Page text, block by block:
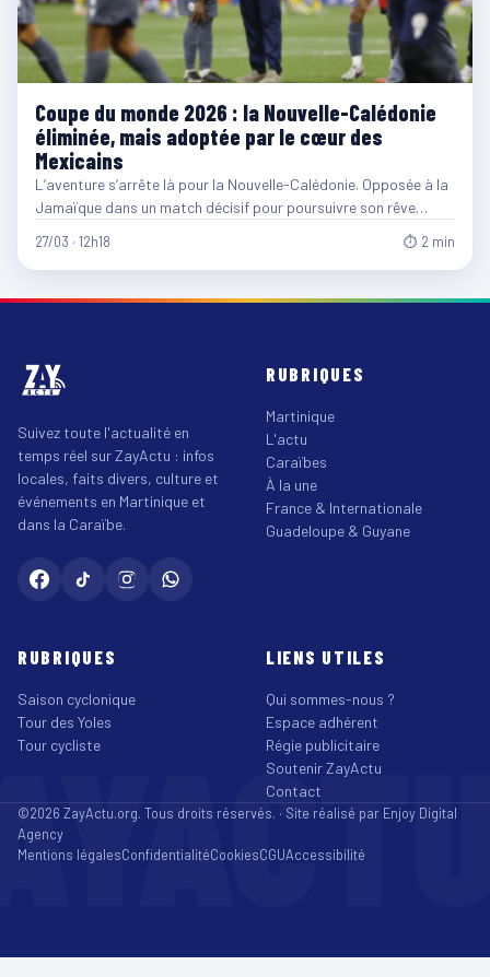
Coupe du monde 2026 : la Nouvelle-Calédonie
éliminée, mais adoptée par le cœur des
Mexicains
L’aventure s’arrête là pour la Nouvelle-Calédonie. Opposée à la
Jamaïque dans un match décisif pour poursuivre son rêve…
27/03 · 12h18 ⏱ 2 min
Suivez toute l'actualité en
temps réel sur ZayActu : infos
locales, faits divers, culture et
événements en Martinique et
dans la Caraïbe.
RUBRIQUES
Martinique
L'actu
Caraïbes
À la une
France & Internationale
Guadeloupe & Guyane
RUBRIQUES
Saison cyclonique
Tour des Yoles
Tour cycliste
LIENS UTILES
Qui sommes-nous ?
Espace adhérent
Régie publicitaire
Soutenir ZayActu
Contact
©2026 ZayActu.org. Tous droits réservés. · Site réalisé par Enjoy Digital
Agency
Mentions légalesConfidentialitéCookiesCGUAccessibilité